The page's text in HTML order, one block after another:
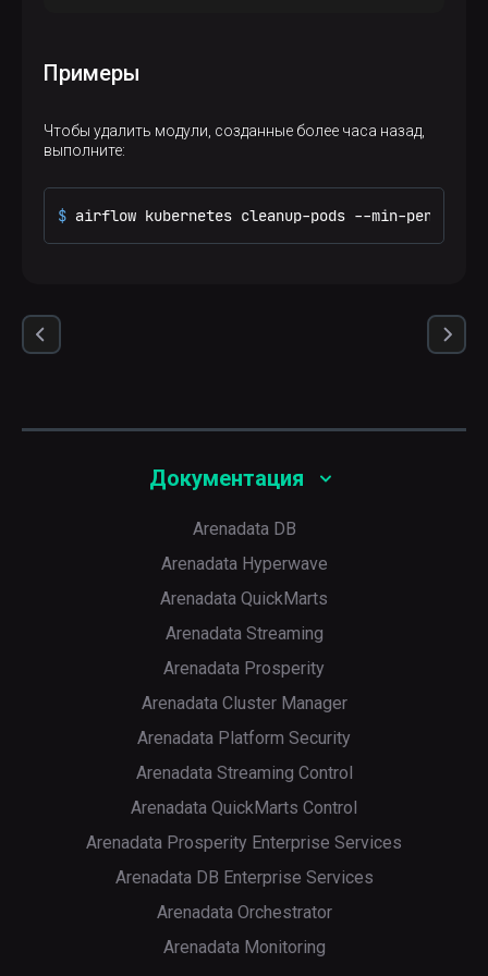
Примеры
Чтобы удалить модули, созданные более часа назад,
выполните:
$ airflow kubernetes cleanup-pods --min-pending-
Документация
Arenadata DB
Arenadata Hyperwave
Arenadata QuickMarts
Arenadata Streaming
Arenadata Prosperity
Arenadata Cluster Manager
Arenadata Platform Security
Arenadata Streaming Control
Arenadata QuickMarts Control
Arenadata Prosperity Enterprise Services
Arenadata DB Enterprise Services
Arenadata Orchestrator
Arenadata Monitoring